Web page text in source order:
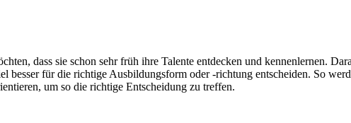
dass sie schon sehr früh ihre Talente entdecken und kennenlernen.
für die richtige Ausbildungsform oder -richtung entscheiden. So
um so die richtige Entscheidung zu treffen.